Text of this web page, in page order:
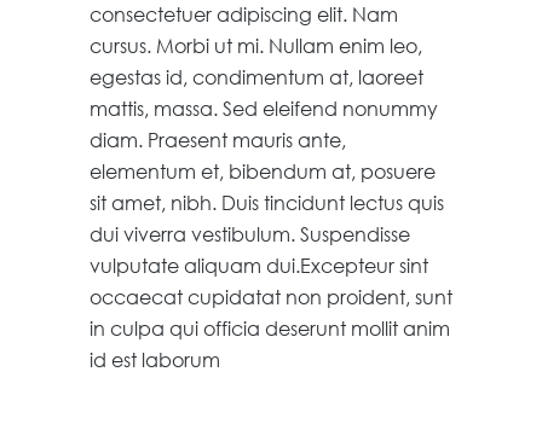
consectetuer adipiscing elit. Nam
cursus. Morbi ut mi. Nullam enim leo,
egestas id, condimentum at, laoreet
mattis, massa. Sed eleifend nonummy
diam. Praesent mauris ante,
elementum et, bibendum at, posuere
sit amet, nibh. Duis tincidunt lectus quis
dui viverra vestibulum. Suspendisse
vulputate aliquam dui.Excepteur sint
occaecat cupidatat non proident, sunt
in culpa qui officia deserunt mollit anim
id est laborum